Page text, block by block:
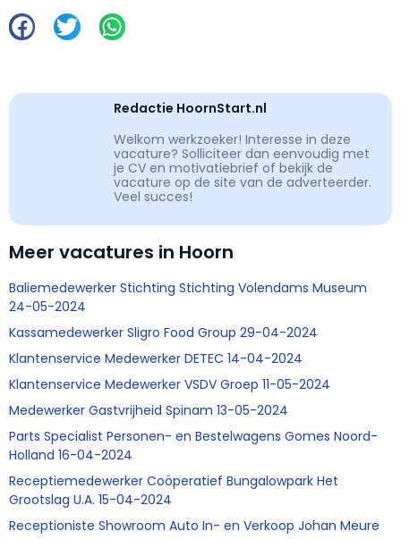
Redactie HoornStart.nl
Welkom werkzoeker! Interesse in deze
vacature? Solliciteer dan eenvoudig met
je CV en motivatiebrief of bekijk de
vacature op de site van de adverteerder.
Veel succes!
Meer vacatures in Hoorn
Baliemedewerker Stichting Stichting Volendams Museum
24-05-2024
Kassamedewerker Sligro Food Group 29-04-2024
Klantenservice Medewerker DETEC 14-04-2024
Klantenservice Medewerker VSDV Groep 11-05-2024
Medewerker Gastvrijheid Spinam 13-05-2024
Parts Specialist Personen- en Bestelwagens Gomes Noord-
Holland 16-04-2024
Receptiemedewerker Coöperatief Bungalowpark Het
Grootslag U.A. 15-04-2024
Receptioniste Showroom Auto In- en Verkoop Johan Meure